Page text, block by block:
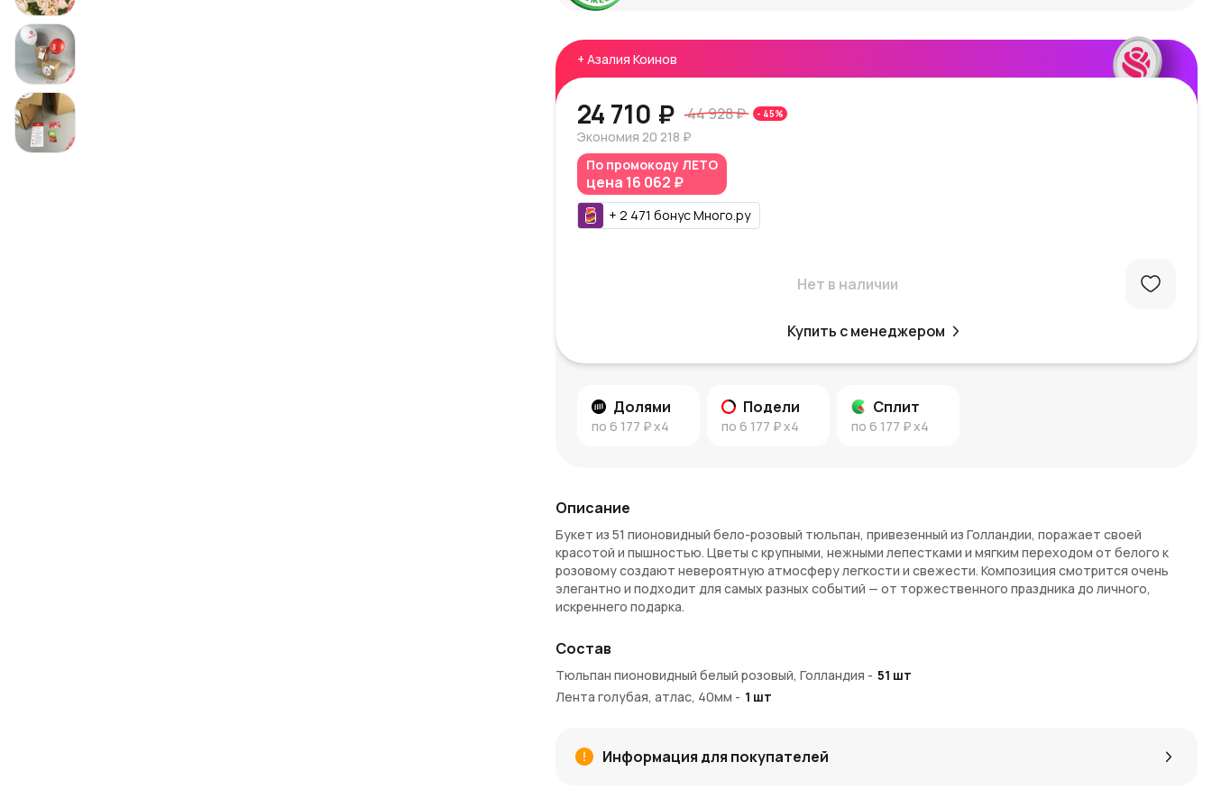
+ Азалия Коинов
24 710 ₽ 44 928 ₽ - 45%
Экономия 20 218 ₽
По промокоду ЛЕТО
цена 16 062 ₽
+ 2 471 бонусМного.ру
Нет в наличии
Купить с менеджером
Долями
по 6 177 ₽x4
Подели
по 6 177 ₽x4
Сплит
по 6 177 ₽x4
Описание
Букет из 51 пионовидный бело-розовый тюльпан, привезенный из Голландии, поражает своей
красотой и пышностью. Цветы с крупными, нежными лепестками и мягким переходом от белого к
розовому создают невероятную атмосферу легкости и свежести. Композиция смотрится очень
элегантно и подходит для самых разных событий — от торжественного праздника до личного,
искреннего подарка.
Тюльпаны символизируют новые начинания, радость и весеннее пробуждение. Бело-розовые
тюльпаны олицетворяют чистоту, нежность и страсть, что делает этот букет подходящим для
выражения самых теплых и искренних чувств. Он подходит как для романтического подарка, так и
Почему стоит выбрать этот букет?
Состав
Тюльпан пионовидный белый розовый, Голландия - 51 шт
Лента голубая, атлас, 40мм - 1 шт
Информация для покупателей